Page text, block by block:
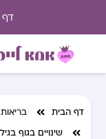
דף
דף הבית
שינויים בגוף